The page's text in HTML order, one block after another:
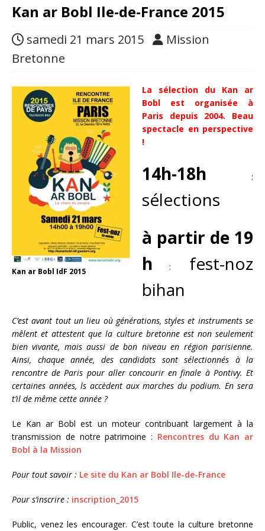
Kan ar Bobl Ile-de-France 2015
samedi 21 mars 2015
Mission
Bretonne
Kan ar Bobl IdF 2015
La sélection du Kan ar
Bobl est organisée à
Paris depuis 2004. Beau
spectacle en perspective
!
14h-18h :
sélections
à partir de 19
h :
fest-noz
bihan
C’est avant tout un lieu où générations, styles et instruments se
mêlent et attestent que la culture bretonne est non seulement
bien vivante, mais aussi de bon niveau en région parisienne.
Ainsi, chaque année, des candidats sont sélectionnés à la
rencontre de Paris pour aller concourir en finale à Pontivy. Et
certaines années, ls accèdent aux marches du podium. En sera
t’il de même cette année ?
Le Kan ar Bobl est un moteur contribuant largement à la
transmission de notre patrimoine : Rencontres du Kan ar
Bobl à la Mission
Pour tout savoir : Le site du Kan ar Bobl Ile-de-France
Pour s’inscrire : inscription_2015
Public, venez les encourager. C’est toute la culture bretonne